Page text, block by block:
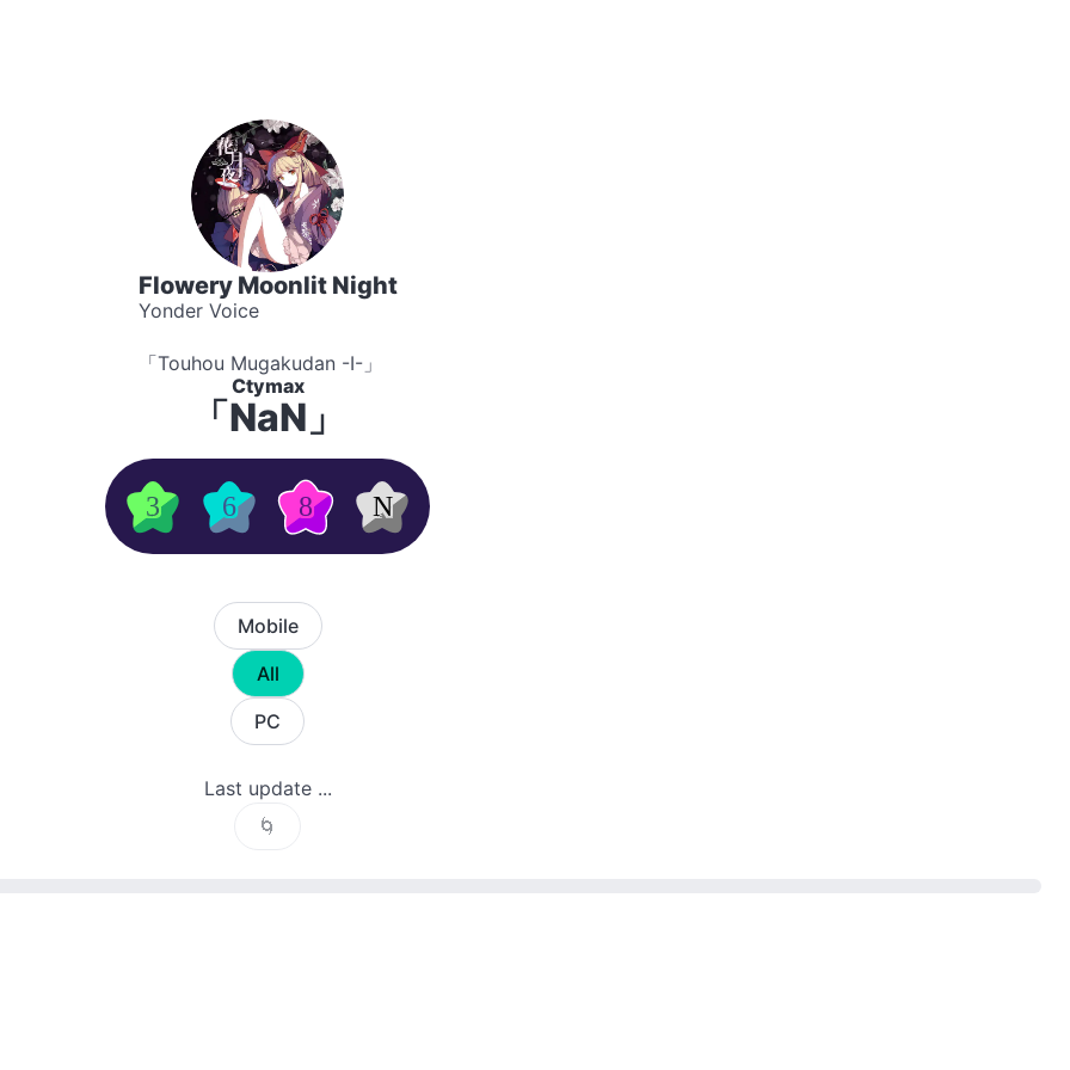
Flowery Moonlit Night
Yonder Voice
「Touhou Mugakudan -I-」
Ctymax
「NaN」
3 6 8 N
Mobile
All
PC
Last update ...
🌀